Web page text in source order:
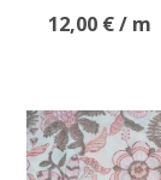
12,00 €/ m